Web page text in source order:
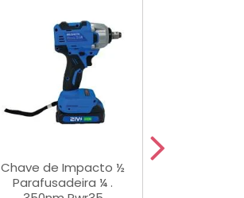
Chave de Impacto ½
Parafusadeira ¼ .